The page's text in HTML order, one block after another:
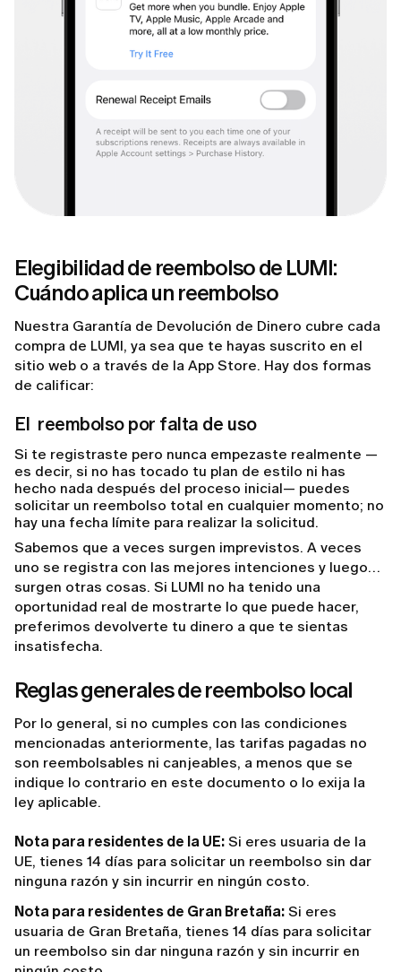
Elegibilidad de reembolso de LUMI:
Cuándo aplica un reembolso
Nuestra Garantía de Devolución de Dinero cubre cada
compra de LUMI, ya sea que te hayas suscrito en el
sitio web o a través de la App Store. Hay dos formas
de calificar:
El reembolso por falta de uso
Si te registraste pero nunca empezaste realmente —
es decir, si no has tocado tu plan de estilo ni has
hecho nada después del proceso inicial— puedes
solicitar un reembolso total en cualquier momento; no
hay una fecha límite para realizar la solicitud.
Sabemos que a veces surgen imprevistos. A veces
uno se registra con las mejores intenciones y luego…
surgen otras cosas. Si LUMI no ha tenido una
oportunidad real de mostrarte lo que puede hacer,
preferimos devolverte tu dinero a que te sientas
insatisfecha.
Reglas generales de reembolso local
Por lo general, si no cumples con las condiciones
mencionadas anteriormente, las tarifas pagadas no
son reembolsables ni canjeables, a menos que se
indique lo contrario en este documento o lo exija la
ley aplicable.
Nota para residentes de la UE: Si eres usuaria de la
UE, tienes 14 días para solicitar un reembolso sin dar
ninguna razón y sin incurrir en ningún costo.
Nota para residentes de Gran Bretaña: Si eres
usuaria de Gran Bretaña, tienes 14 días para solicitar
un reembolso sin dar ninguna razón y sin incurrir en